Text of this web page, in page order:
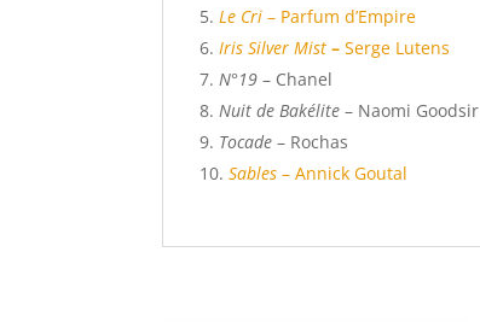
Le Cri – Parfum d’Empire
Iris Silver Mist–Serge Lutens
N°19 – Chanel
Nuit de Bakélite – Naomi Goodsir
Tocade – Rochas
Sables – Annick Goutal